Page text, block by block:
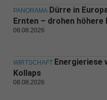
PANORAMA Dürre in
Ernten – drohen
08.08.2026
WIRTSCHAFT
Kollaps
08.08.2026